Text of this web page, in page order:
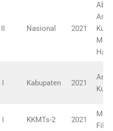
Nasional 2021
Hadi
Kabupaten 2021
KKMTs-2 2021
Fikri